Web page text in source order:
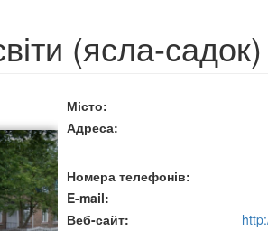
(ясла-
Місто
Адреса
Номера телефонів
E-mail
Веб-сайт